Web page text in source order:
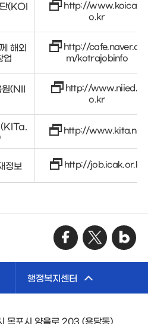
(KOI
http://www.koica.g
o.kr
해외
업
http://cafe.naver.co
m/kotrajobinfo
원(NII
http://www.niied.g
o.kr
http://www.kita.net
정보 http://job.icak.or.kr
행정복지센터
목포시 양을로 203 (용당동)